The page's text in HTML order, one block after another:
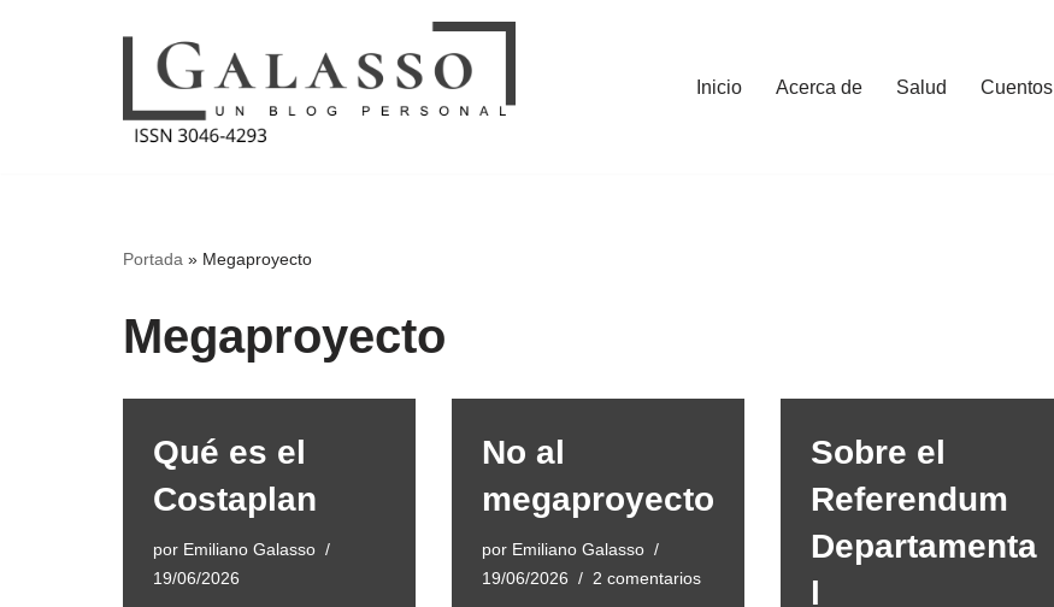
Inicio Acerca de Salud Cuentos
Portada » Megaproyecto
Megaproyecto
Qué es el
Costaplan
por Emiliano Galasso
19/06/2026
No al
megaproyecto
por Emiliano Galasso
19/06/2026
2 comentarios
Sobre el
Referendum
Departamenta